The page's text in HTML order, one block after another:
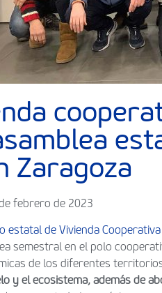
Zaragoza
febrero de 2023
estatal de Vivienda Cooperativa
semestral en el polo
de los diferentes
y el ecosistema, además de